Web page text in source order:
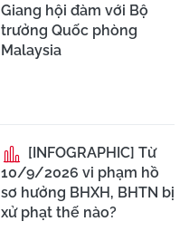
Giang hội đàm với Bộ
trưởng Quốc phòng
Malaysia
[INFOGRAPHIC] Từ
10/9/2026 vi phạm hồ
sơ hưởng BHXH, BHTN bị
xử phạt thế nào?